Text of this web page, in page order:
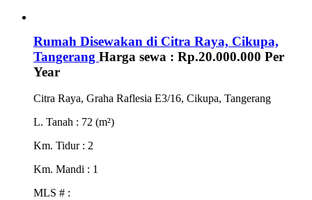
Rumah Disewakan di Citra Raya, Cikupa,
Tangerang Harga sewa : Rp.20.000.000 Per
Year
Citra Raya, Graha Raflesia E3/16, Cikupa, Tangerang
L. Tanah : 72 (m²)
Km. Tidur : 2
Km. Mandi : 1
MLS # :